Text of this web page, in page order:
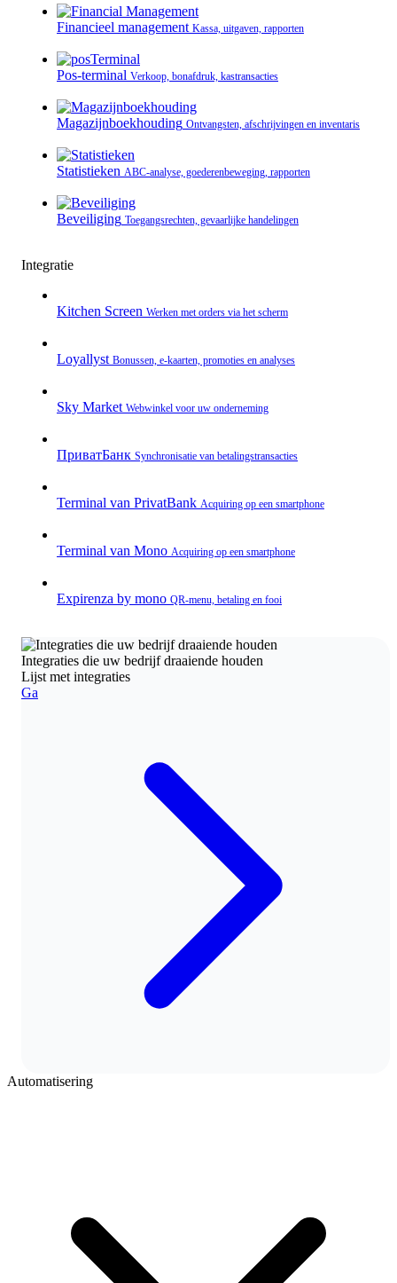
Financieel management Kassa, uitgaven, rapporten
Pos-terminal Verkoop, bonafdruk, kastransacties
Magazijnboekhouding Ontvangsten, afschrijvingen en inventaris
Statistieken ABC-analyse, goederenbeweging, rapporten
Beveiliging Toegangsrechten, gevaarlijke handelingen
Integratie
Kitchen Screen Werken met orders via het scherm
Loyallyst Bonussen, e‑kaarten, promoties en analyses
Sky Market Webwinkel voor uw onderneming
ПриватБанк Synchronisatie van betalingstransacties
Terminal van PrivatBank Acquiring op een smartphone
Terminal van Mono Acquiring op een smartphone
Expirenza by mono QR‑menu, betaling en fooi
Integraties die uw bedrijf draaiende houden
Lijst met integraties
Ga
Automatisering